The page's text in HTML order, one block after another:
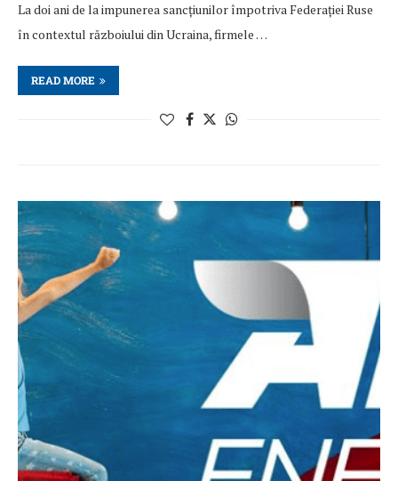
La doi ani de la impunerea sancțiunilor împotriva Federației Ruse
în contextul războiului din Ucraina, firmele …
READ MORE